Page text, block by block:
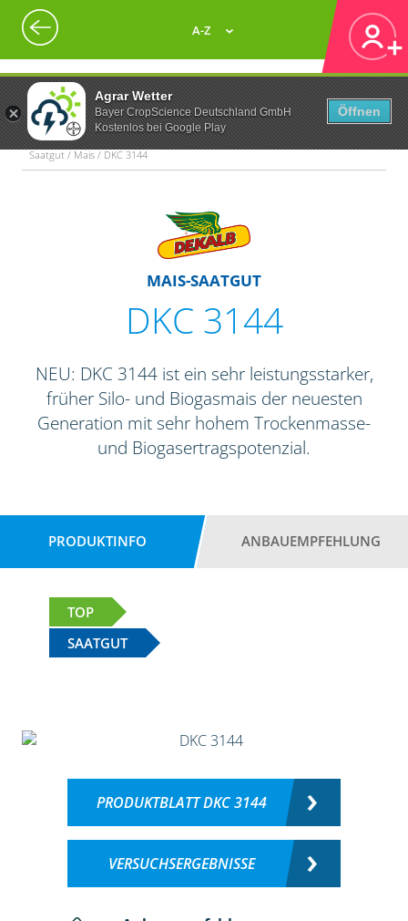
Agrar Wetter
Bayer CropScience Deutschland GmbH
Kostenlos bei Google Play
Öffnen
A-Z
Saatgut / Mais / DKC 3144
MAIS-SAATGUT
DKC 3144
NEU: DKC 3144 ist ein sehr leistungsstarker,
früher Silo- und Biogasmais der neuesten
Generation mit sehr hohem Trockenmasse-
und Biogasertragspotenzial.
PRODUKTINFO ANBAUEMPFEHLUNG
TOP
SAATGUT
PRODUKTBLATT DKC 3144
VERSUCHSERGEBNISSE